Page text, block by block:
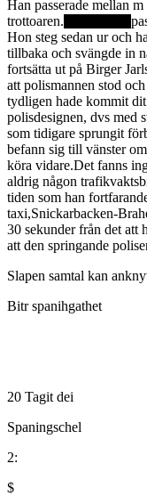
Han passerade mellan
trottoaren.
Hon steg sedan ur och
tillbaka och svängde in
fortsätta ut på Birger
att polismannen stod
tydligen hade kommit
polisdesignen, dvs med
som tidigare sprungit
befann sig till vänster
köra vidare.Det fanns
aldrig någon
tiden som han
taxi,Snickarbacken-
30 sekunder från det att
att den springande
Slapen samtal kan
Bitr spanihgathet
20 Tagit dei
Spaningschel
2:
$